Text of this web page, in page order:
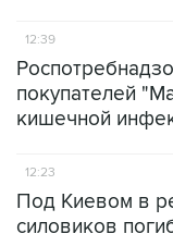
12:39
покупателей
кишечной
12:23
Под Киевом в
силовиков